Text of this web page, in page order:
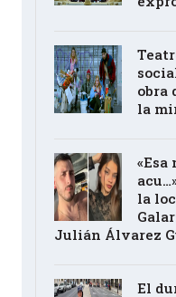
obra
la
la
Julián Álvarez
El